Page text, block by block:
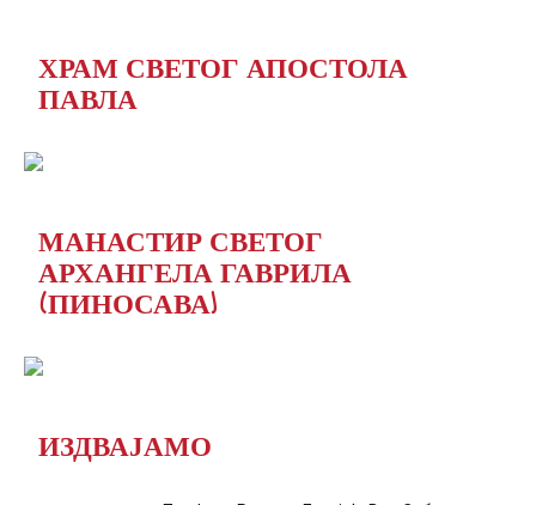
ХРАМ СВЕТОГ АПОСТОЛА
ПАВЛА
МАНАСТИР СВЕТОГ
АРХАНГЕЛА ГАВРИЛА
(ПИНОСАВА)
ИЗДВАЈАМО